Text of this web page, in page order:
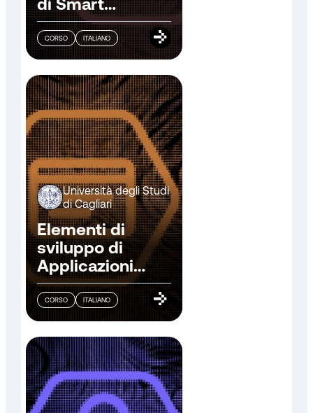
di Smart
Contracts
CORSO ITALIANO
Università degli Studi
di Cagliari
Elementi di
sviluppo di
Applicazioni
Decentralizzate
(dApp)
CORSO ITALIANO